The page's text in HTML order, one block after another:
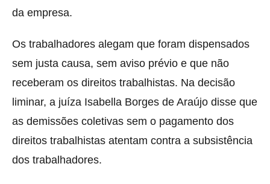
da empresa.
Os trabalhadores alegam que foram dispensados
sem justa causa, sem aviso prévio e que não
receberam os direitos trabalhistas. Na decisão
liminar, a juíza Isabella Borges de Araújo disse que
as demissões coletivas sem o pagamento dos
direitos trabalhistas atentam contra a subsistência
dos trabalhadores.